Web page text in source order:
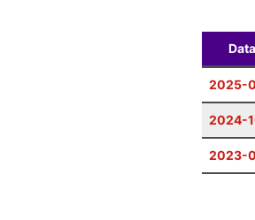
Data
2025-
2024-
2023-